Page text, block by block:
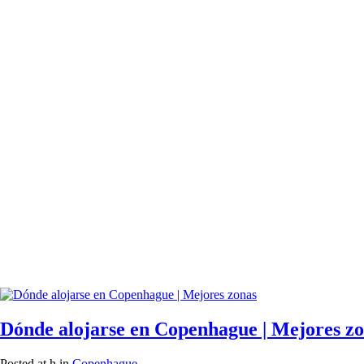
Dónde alojarse en Copenhague | Mejores